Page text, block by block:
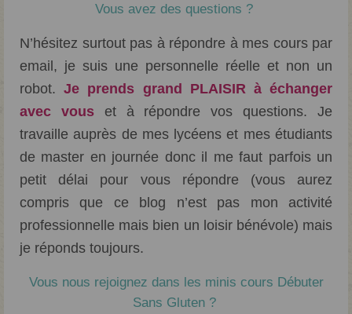
Vous avez des questions ?
N’hésitez surtout pas à répondre à mes cours par
email, je suis une personnelle réelle et non un
robot.Je prends grand PLAISIR à échanger
avec vouset à répondre vos questions. Je
travaille auprès de mes lycéens et mes étudiants
de master en journée donc il me faut parfois un
petit délai pour vous répondre (vous aurez
compris que ce blog n’est pas mon activité
professionnelle mais bien un loisir bénévole) mais
je réponds toujours.
Vous nous rejoignez dans les minis cours Débuter
Sans Gluten ?